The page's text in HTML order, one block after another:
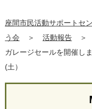
座間市民活動サポートセ
う会
＞ 活動報告 ＞
ガレージセールを開催し
(土）